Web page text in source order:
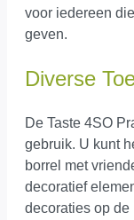
voor iedereen
geven.
Diverse
De Taste 4SO
gebruik. U kunt
borrel met
decoratief
decoraties op de